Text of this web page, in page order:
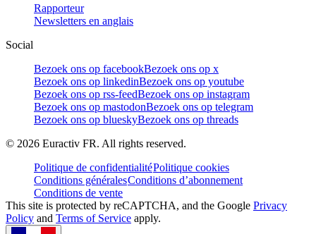
Rapporteur
Newsletters en anglais
Social
Bezoek ons op facebookBezoek ons op x
Bezoek ons op linkedinBezoek ons op youtube
Bezoek ons op rss-feedBezoek ons op instagram
Bezoek ons op mastodonBezoek ons op telegram
Bezoek ons op blueskyBezoek ons op threads
© 2026 Euractiv FR. All rights reserved.
Politique de confidentialitéPolitique cookies
Conditions généralesConditions d’abonnement
Conditions de vente
This site is protected by reCAPTCHA, and the Google Privacy
Policy and Terms of Service apply.